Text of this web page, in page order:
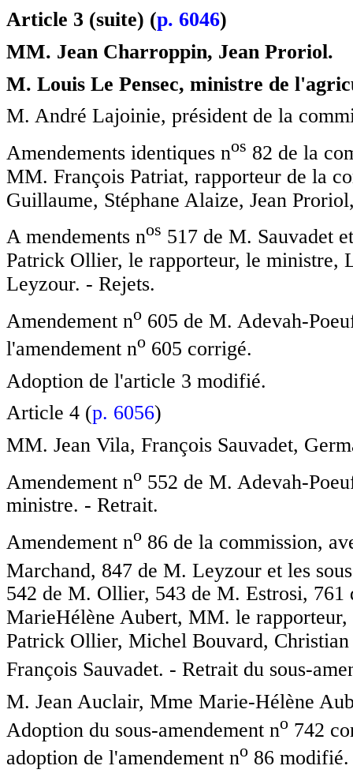
Article 3 (suite) (p. 6046)
MM. Jean Charroppin, Jean Proriol.
M. Louis Le Pensec, ministre de
M. André Lajoinie, président de la
Amendements identiques nos 82 de la
MM. François Patriat, rapporteur de la
Guillaume, Stéphane Alaize, Jean
A mendements nos 517 de M. Sauvadet
Patrick Ollier, le rapporteur, le ministre,
Leyzour. - Rejets.
Amendement no 605 de M. Adevah-
l'amendement no 605 corrigé.
Adoption de l'article 3 modifié.
Article 4 (p. 6056)
MM. Jean Vila, François Sauvadet,
Amendement no 552 de M. Adevah-
ministre. - Retrait.
Amendement no 86 de la commission,
Marchand, 847 de M. Leyzour et les
542 de M. Ollier, 543 de M. Estrosi,
MarieHélène Aubert, MM. le
Patrick Ollier, Michel Bouvard, Christian
François Sauvadet. - Retrait du sous-
M. Jean Auclair, Mme Marie-Hélène
Adoption du sous-amendement no 742
adoption de l'amendement no 86 modifié.